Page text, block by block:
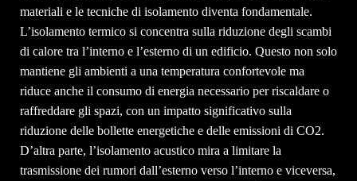
materiali e le tecniche di isolamento diventa fondamentale.
L’isolamento termico si concentra sulla riduzione degli scambi
di calore tra l’interno e l’esterno di un edificio. Questo non solo
mantiene gli ambienti a una temperatura confortevole ma
riduce anche il consumo di energia necessario per riscaldare o
raffreddare gli spazi, con un impatto significativo sulla
riduzione delle bollette energetiche e delle emissioni di CO2.
D’altra parte, l’isolamento acustico mira a limitare la
trasmissione dei rumori dall’esterno verso l’interno e viceversa,